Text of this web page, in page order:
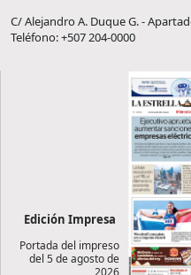
C/ Alejandro A. Duque G. -
Teléfono: +507 204-0000
Edición Impresa
Portada del impreso
del 5 de agosto de
2026